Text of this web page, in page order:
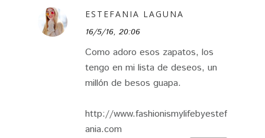
ESTEFANIA LAGUNA
16/5/16, 20:06
Como adoro esos zapatos, los
tengo en mi lista de deseos, un
millón de besos guapa.
http://www.fashionismylifebyestef
ania.com